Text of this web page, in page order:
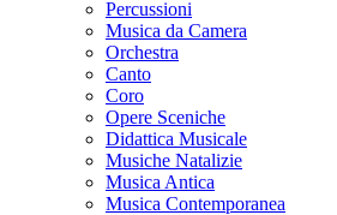
Percussioni
Musica da Camera
Orchestra
Canto
Coro
Opere Sceniche
Didattica Musicale
Musiche Natalizie
Musica Antica
Musica Contemporanea